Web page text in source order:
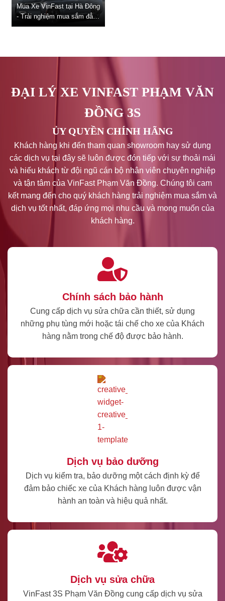
NGHIỆM DỊCH VỤ
HOÀN HẢO
Mua Xe VinFast tại Hà Đông
- Trải nghiệm mua sắm đẳng
cấp và ưu đãi hấp dẫn Mua
đang tìm kiếm sự kết hợp
giữa chất lượng sản phẩm
sóc khách...
ĐẠI LÝ XE VINFAST PHẠM VĂN
ĐỒNG 3S
ỦY QUYỀN CHÍNH HÃNG
Khách hàng khi đến tham quan showroom hay sử dụng
các dịch vụ tại đây sẽ luôn được đón tiếp với sự thoải mái
và hiếu khách từ đội ngũ cán bộ nhân viên chuyên nghiệp
và tận tâm của VinFast Phạm Văn Đồng. Chúng tôi cam
kết mang đến cho quý khách hàng trải nghiệm mua sắm và
dịch vụ tốt nhất, đáp ứng mọi nhu cầu và mong muốn của
khách hàng.
Chính sách bảo hành
Cung cấp dịch vụ sửa chữa cần thiết, sử dụng
những phụ tùng mới hoặc tái chế cho xe của Khách
hàng nằm trong chế độ được bảo hành.
Dịch vụ bảo dưỡng
Dịch vụ kiểm tra, bảo dưỡng một cách định kỳ để
đảm bảo chiếc xe của Khách hàng luôn được vận
hành an toàn và hiệu quả nhất.
Dịch vụ sửa chữa
VinFast 3S Phạm Văn Đồng cung cấp dịch vụ sửa